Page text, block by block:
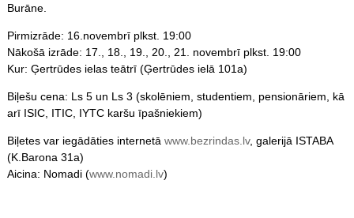
Burāne.
Pirmizrāde: 16.novembrī plkst. 19:00
Nākošā izrāde: 17., 18., 19., 20., 21. novembrī plkst. 19:00
Kur: Ģertrūdes ielas teātrī (Ģertrūdes ielā 101a)
Biļešu cena: Ls 5 un Ls 3 (skolēniem, studentiem, pensionāriem, kā
arī ISIC, ITIC, IYTC karšu īpašniekiem)
Biļetes var iegādāties internetā www.bezrindas.lv, galerijā ISTABA
(K.Barona 31a)
Aicina: Nomadi (www.nomadi.lv)